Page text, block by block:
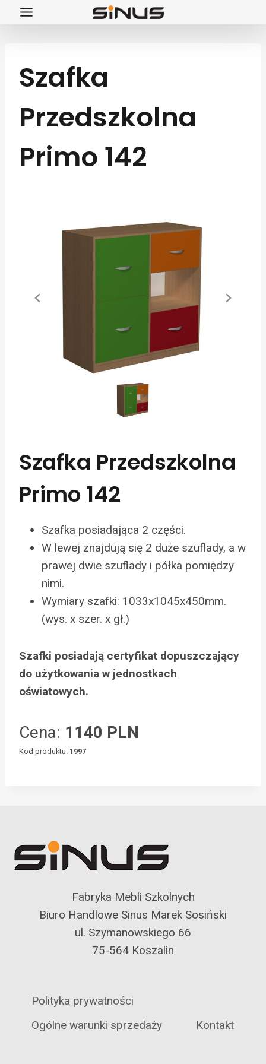
Przejdź
Szafka
Przedszkolna
Primo 142
Szafka Przedszkolna
Primo 142
Szafka posiadająca 2 części.
W lewej znajdują się 2 duże szuflady, a w
prawej dwie szuflady i półka pomiędzy
nimi.
Wymiary szafki: 1033x1045x450mm.
(wys. x szer. x gł.)
Szafki posiadają certyfikat dopuszczający
do użytkowania w jednostkach
oświatowych.
Cena: 1140 PLN
Kod produktu: 1997
Fabryka Mebli Szkolnych
Biuro Handlowe Sinus Marek Sosiński
ul. Szymanowskiego 66
75-564 Koszalin
Polityka prywatności
Ogólne warunki sprzedaży
Kontakt